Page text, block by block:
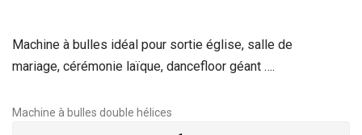
Machine à bulles idéal pour sortie église, salle de
mariage, cérémonie laïque, dancefloor géant ….
Machine à bulles double hélices